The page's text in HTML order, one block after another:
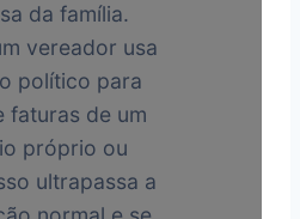
da família.
vereador usa
político para
faturas de um
próprio ou
ultrapassa a